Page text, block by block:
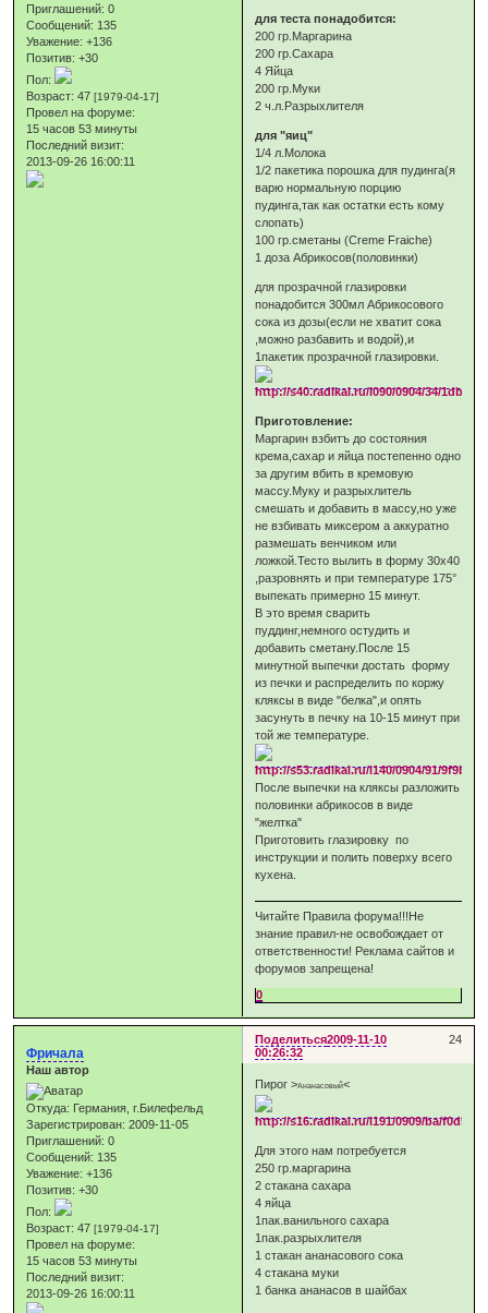
Приглашений: 0
Сообщений: 135
Уважение: +136
Позитив: +30
Пол:
Возраст: 47[1979-04-17]
Провел на форуме:
15 часов 53 минуты
Последний визит:
2013-09-26 16:00:11
для теста понадобится:
200 гр.Маргарина
200 гр.Сахара
4 Яйца
200 гр.Муки
2 ч.л.Разрыхлителя
для "яиц"
1/4 л.Молока
1/2 пакетика порошка для пудинга(я
варю нормальную порцию
пудинга,так как остатки есть кому
слопать)
100 гр.сметаны (Creme Fraiche)
1 доза Абрикосов(половинки)
для прозрачной глазировки
понадобится 300мл Абрикосового
сока из дозы(если не хватит сока
,можно разбавить и водой),и
1пакетик прозрачной глазировки.
Приготовление:
Маргарин взбитъ до состояния
крема,сахар и яйца постепенно одно
за другим вбить в кремовую
массу.Муку и разрыхлитель
смешать и добавить в массу,но уже
не взбивать миксером а аккуратно
размешать венчиком или
ложкой.Тесто вылить в форму 30х40
,разровнять и при температуре 175°
выпекать примерно 15 минут.
В это время сварить
пуддинг,немного остудить и
добавить сметану.После 15
минутной выпечки достать форму
из печки и распределить по коржу
кляксы в виде "белка",и опять
засунуть в печку на 10-15 минут при
той же температуре.
После выпечки на кляксы разложить
половинки абрикосов в виде
"желтка"
Приготовить глазировку по
инструкции и полить поверху всего
кухена.
Читайте Правила форума!!!Не
знание правил-не освобождает от
ответственности! Реклама сайтов и
форумов запрещена!
0
Поделиться 24
2009-11-10
00:26:32
Фричала
Наш автор
Откуда: Германия, г.Билефельд
Зарегистрирован: 2009-11-05
Приглашений: 0
Сообщений: 135
Уважение: +136
Позитив: +30
Пол:
Возраст: 47[1979-04-17]
Провел на форуме:
15 часов 53 минуты
Последний визит:
2013-09-26 16:00:11
Пирог >Ананасовый<
Для этого нам потребуется
250 гр.маргарина
2 стакана сахара
4 яйца
1пак.ванильного сахара
1пак.разрыхлителя
1 стакан ананасового сока
4 стакана муки
1 банка ананасов в шайбах